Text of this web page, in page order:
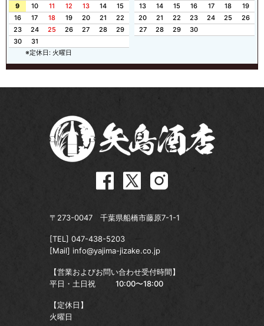
9
10 11 12 13 14
15
16
17 18 19 20 21
22
23
24 25 26 27 28
29
30
31
13
14 15 16 17 18
19
20
21 22 23 24 25
26
27
28 29 30
※定休日: 火曜日
〒273-0047 千葉県船橋市藤原7-1-1
[TEL] 047-438-5203
[Mail] info@yajima-jizake.co.jp
【営業およびお問い合わせ受付時間】
平日・土日祝
10:00〜18:00
【定休日】
火曜日